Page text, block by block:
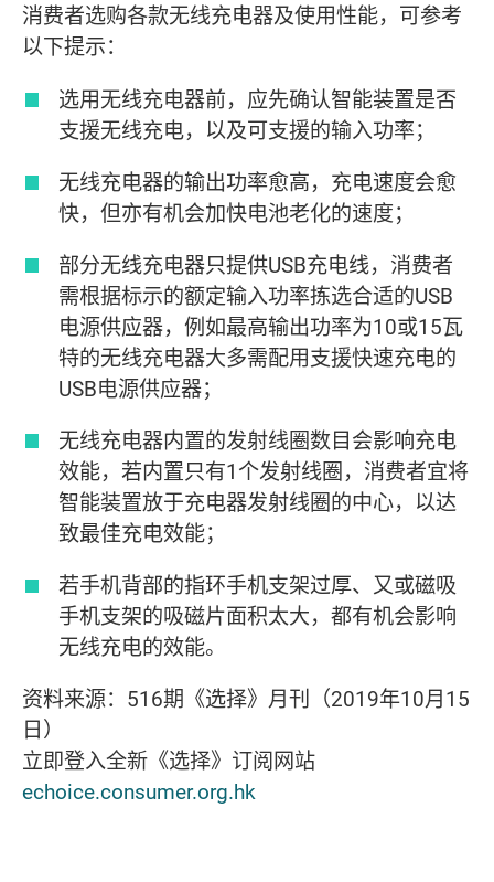
消费者选购各款无线充电器及使用性能，可参考
以下提示：
选用无线充电器前，应先确认智能装置是否
支援无线充电，以及可支援的输入功率；
无线充电器的输出功率愈高，充电速度会愈
快，但亦有机会加快电池老化的速度；
部分无线充电器只提供USB充电线，消费者
需根据标示的额定输入功率拣选合适的USB
电源供应器，例如最高输出功率为10或15瓦
特的无线充电器大多需配用支援快速充电的
USB电源供应器；
无线充电器内置的发射线圈数目会影响充电
效能，若内置只有1个发射线圈，消费者宜将
智能装置放于充电器发射线圈的中心，以达
致最佳充电效能；
若手机背部的指环手机支架过厚、又或磁吸
手机支架的吸磁片面积太大，都有机会影响
无线充电的效能。
资料来源：516期《选择》月刊（2019年10月15
日）
立即登入全新《选择》订阅网站
echoice.consumer.org.hk